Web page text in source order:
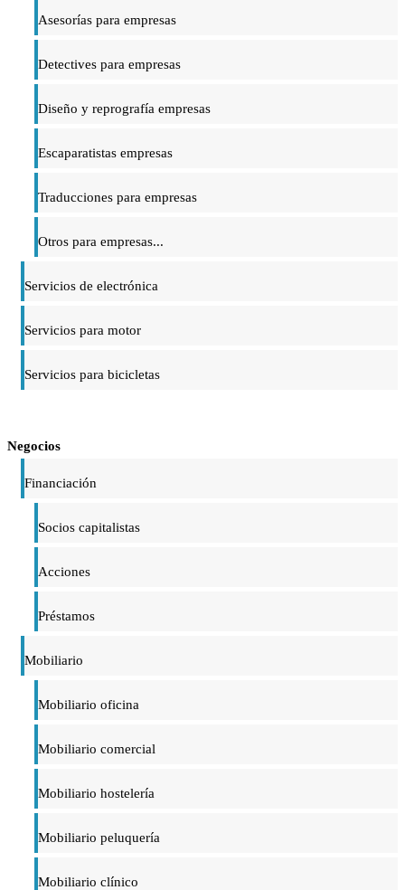
Asesorías para empresas
Detectives para empresas
Diseño y reprografía empresas
Escaparatistas empresas
Traducciones para empresas
Otros para empresas...
Servicios de electrónica
Servicios para motor
Servicios para bicicletas
Negocios
Financiación
Socios capitalistas
Acciones
Préstamos
Mobiliario
Mobiliario oficina
Mobiliario comercial
Mobiliario hostelería
Mobiliario peluquería
Mobiliario clínico